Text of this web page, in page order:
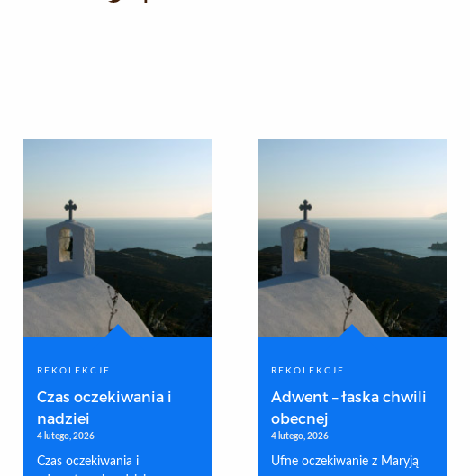
REKOLEKCJE
Czas oczekiwania i
nadziei
4 lutego, 2026
Czas oczekiwania i
REKOLEKCJE
Adwent – łaska chwili
obecnej
4 lutego, 2026
Ufne oczekiwanie z Maryją